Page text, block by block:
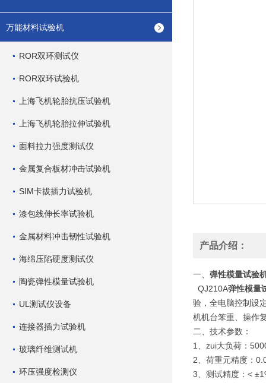
万能材料试验机
ROR双环测试仪
ROR双环试验机
上海飞机轮胎抗压试验机
上海飞机轮胎拉伸试验机
面料拉力强度测试仪
金属复合板材冲击试验机
SIM卡拔插力试验机
漆包线伸长率试验机
金属材料冲击韧性试验机
海绵压陷硬度测试仪
陶瓷弹性模量试验机
UL测试仪设备
连接器插力试验机
玻璃纤维测试机
环压强度检测仪
产品介绍：
一、 弹性模量试验
QJ210A弹性模量
验，全电脑控制设
机机台笨重、操作
二、技术参数：
1、zui大负荷：
2、荷重元精度：
3、测试精度：<